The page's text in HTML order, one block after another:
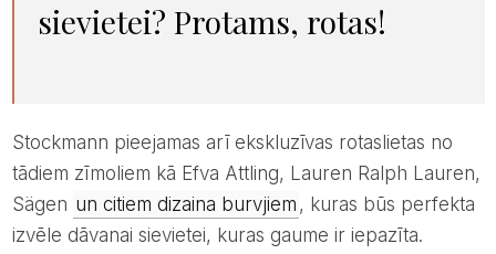
sievietei? Protams, rotas!
Stockmann pieejamas arī ekskluzīvas rotaslietas no
tādiem zīmoliem kā Efva Attling, Lauren Ralph Lauren,
Sägen un citiem dizaina burvjiem , kuras būs perfekta
izvēle dāvanai sievietei, kuras gaume ir iepazīta.